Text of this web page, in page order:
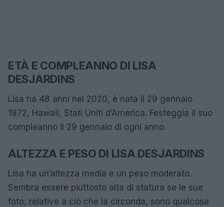
ETÀ E COMPLEANNO DI LISA
DESJARDINS
Lisa ha 48 anni nel 2020, è nata il 29 gennaio
1972, Hawaii, Stati Uniti d’America. Festeggia il suo
compleanno il 29 gennaio di ogni anno.
ALTEZZA E PESO DI LISA DESJARDINS
Lisa ha un’altezza media e un peso moderato.
Sembra essere piuttosto alta di statura se le sue
foto, relative a ciò che la circonda, sono qualcosa